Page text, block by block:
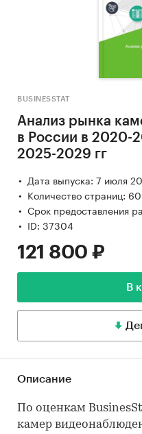
BUSINESSTAT
Анализ рынка
в России в 2020-
2025-2029 гг
Дата выпуска: 7 июля
Количество страниц: 60
Срок предоставления
ID: 37304
121 800 ₽
В
Описание
По оценкам
камер